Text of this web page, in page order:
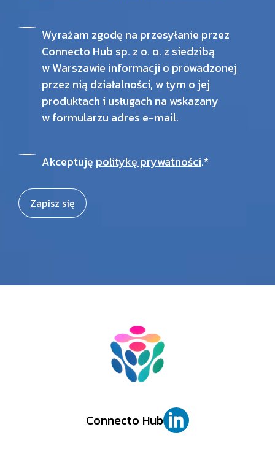
Wyrażam zgodę na przesyłanie przez
Connecto Hub sp. z o. o. z siedzibą
w Warszawie informacji o prowadzonej
przez nią działalności, w tym o jej
produktach i usługach na wskazany
w formularzu adres e-mail.
Akceptuję politykę prywatności.*
Zapisz się
Connecto Hub